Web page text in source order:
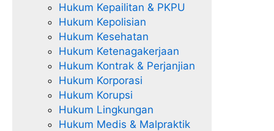
Hukum Kepailitan & PKPU
Hukum Kepolisian
Hukum Kesehatan
Hukum Ketenagakerjaan
Hukum Kontrak & Perjanjian
Hukum Korporasi
Hukum Korupsi
Hukum Lingkungan
Hukum Medis & Malpraktik